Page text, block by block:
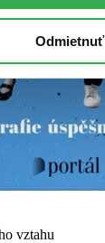
Odmietnuť
vztahu